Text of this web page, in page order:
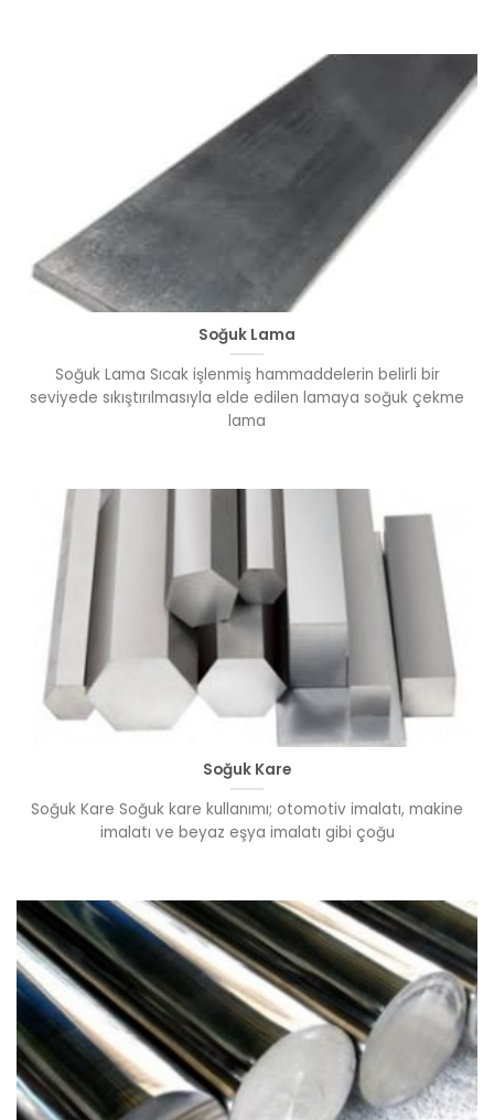
Soğuk Lama
Soğuk Lama Sıcak işlenmiş hammaddelerin belirli bir
seviyede sıkıştırılmasıyla elde edilen lamaya soğuk çekme
lama
Soğuk Kare
Soğuk Kare Soğuk kare kullanımı; otomotiv imalatı, makine
imalatı ve beyaz eşya imalatı gibi çoğu